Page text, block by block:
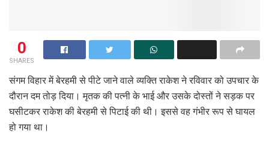
0
SHARES
संगम विहार में बेरहमी से पीटे जाने वाले व्यक्ति राकेश ने रविवार को उपचार के
दौरान दम तोड़ दिया। मृतक की पत्नी के भाई और उसके दोस्तों ने सड़क पर
घसीटकर राकेश की बेरहमी से पिटाई की थी। इससे वह गंभीर रूप से घायल
हो गया था।